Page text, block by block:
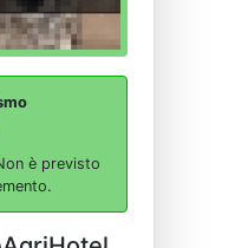
è previsto